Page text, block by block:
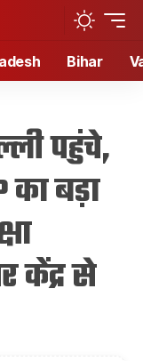
Bihar
पहुंचे,
बड़ा
केंद्र से